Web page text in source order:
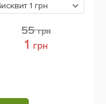
1 грн
55грн
1 грн